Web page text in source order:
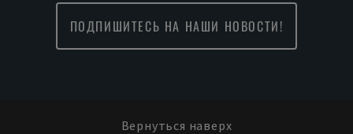
ПОДПИШИТЕСЬ НА НАШИ НОВОСТИ!
Вернуться наверх